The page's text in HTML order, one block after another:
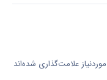
علامت‌گذاری شده‌اند